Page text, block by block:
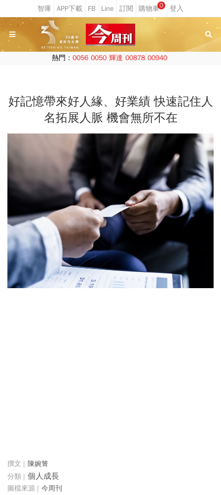
0
熱門： 0056 0050 輝達 00878 00940
好記憶帶來好人緣、好業績 快速記住人
名拓展人脈 機會無所不在
陳婉箐
個人成長
今周刊